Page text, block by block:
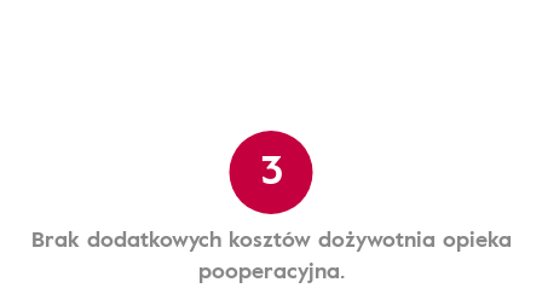
3
Brak dodatkowych kosztów dożywotnia opieka
pooperacyjna.